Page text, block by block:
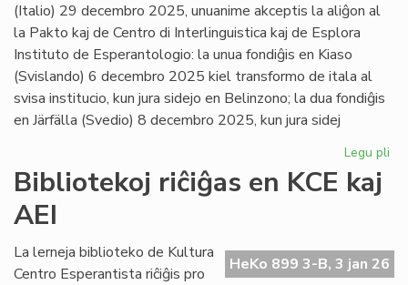
(Italio) 29 decembro 2025, unuanime akceptis la aliĝon al
la Pakto kaj de Centro di Interlinguistica kaj de Esplora
Instituto de Esperantologio: la unua fondiĝis en Kiaso
(Svislando) 6 decembro 2025 kiel transformo de itala al
svisa institucio, kun jura sidejo en Belinzono; la dua fondiĝis
en Järfälla (Svedio) 8 decembro 2025, kun jura sidej
Legu pli
Bibliotekoj riĉiĝas en KCE kaj
AEI
HeKo 899 3-B, 3 jan 26
La lerneja biblioteko de Kultura
Centro Esperantista riĉiĝis pro